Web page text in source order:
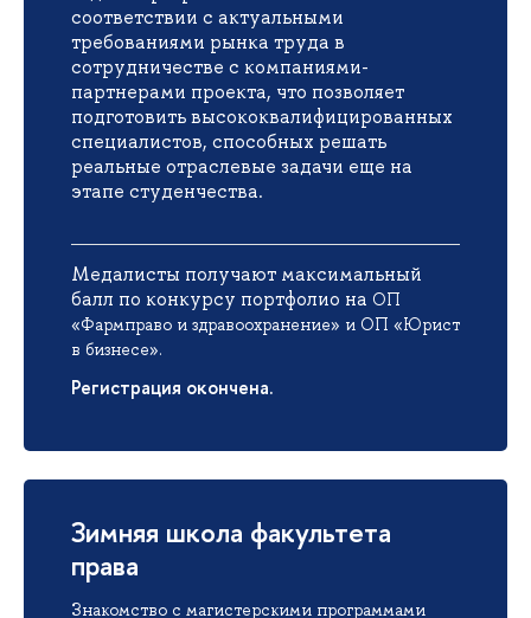
соответствии с актуальными
требованиями рынка труда в
сотрудничестве с компаниями-
партнерами проекта, что позволяет
подготовить высококвалифицированных
специалистов, способных решать
реальные отраслевые задачи еще на
этапе студенчества.
Медалисты получают максимальный
балл по конкурсу портфолио на ОП
«Фармправо и здравоохранение» и ОП «Юрист
в бизнесе».
Регистрация окончена.
Зимняя школа факультета
права
Знакомство с магистерскими программами